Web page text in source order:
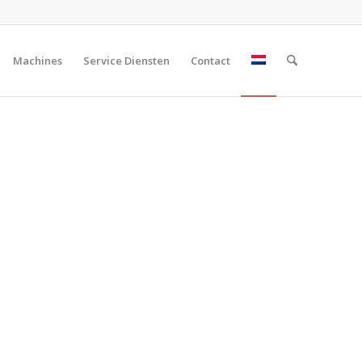
Machines Service Diensten Contact